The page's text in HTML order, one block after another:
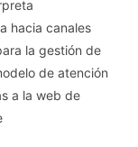
hacia canales
la gestión de
de atención
a la web de